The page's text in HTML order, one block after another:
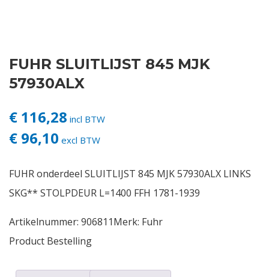
Login
FUHR SLUITLIJST 845 MJK
57930ALX
€ 116,28 incl BTW
€ 96,10 excl BTW
FUHR onderdeel SLUITLIJST 845 MJK 57930ALX LINKS
SKG** STOLPDEUR L=1400 FFH 1781-1939
Artikelnummer: 906811Merk: Fuhr
Product Bestelling